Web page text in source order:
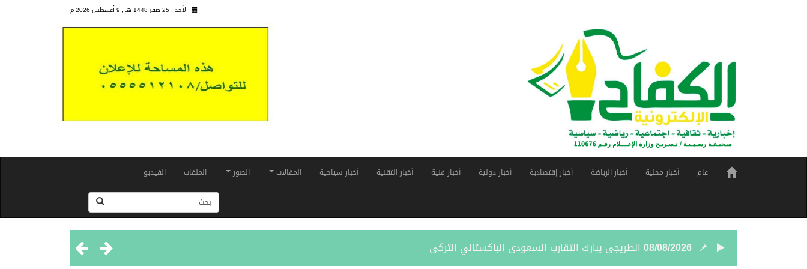
الأحد , 25 صفر 1448 هـ , 9 أغسطس 2026 م
عام أخبار محلية أخبار الرياضة أخبار إقتصادية أخبار دولية أخبار فنية أخبار التقنية أخبار سياحية المقالات الصور الملفات الفيديو
08/08/2026 الطريجى يبارك التقارب السعودى الباكستاني التركى